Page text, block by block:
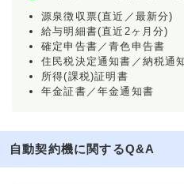
源泉徴収票(直近／最新分)
給与明細書(直近2ヶ月分)
確定申告書／青色申告書
住民税決定通知書／納税通
所得(課税)証明書
年金証書／年金通知書
自動契約機に関するQ&A